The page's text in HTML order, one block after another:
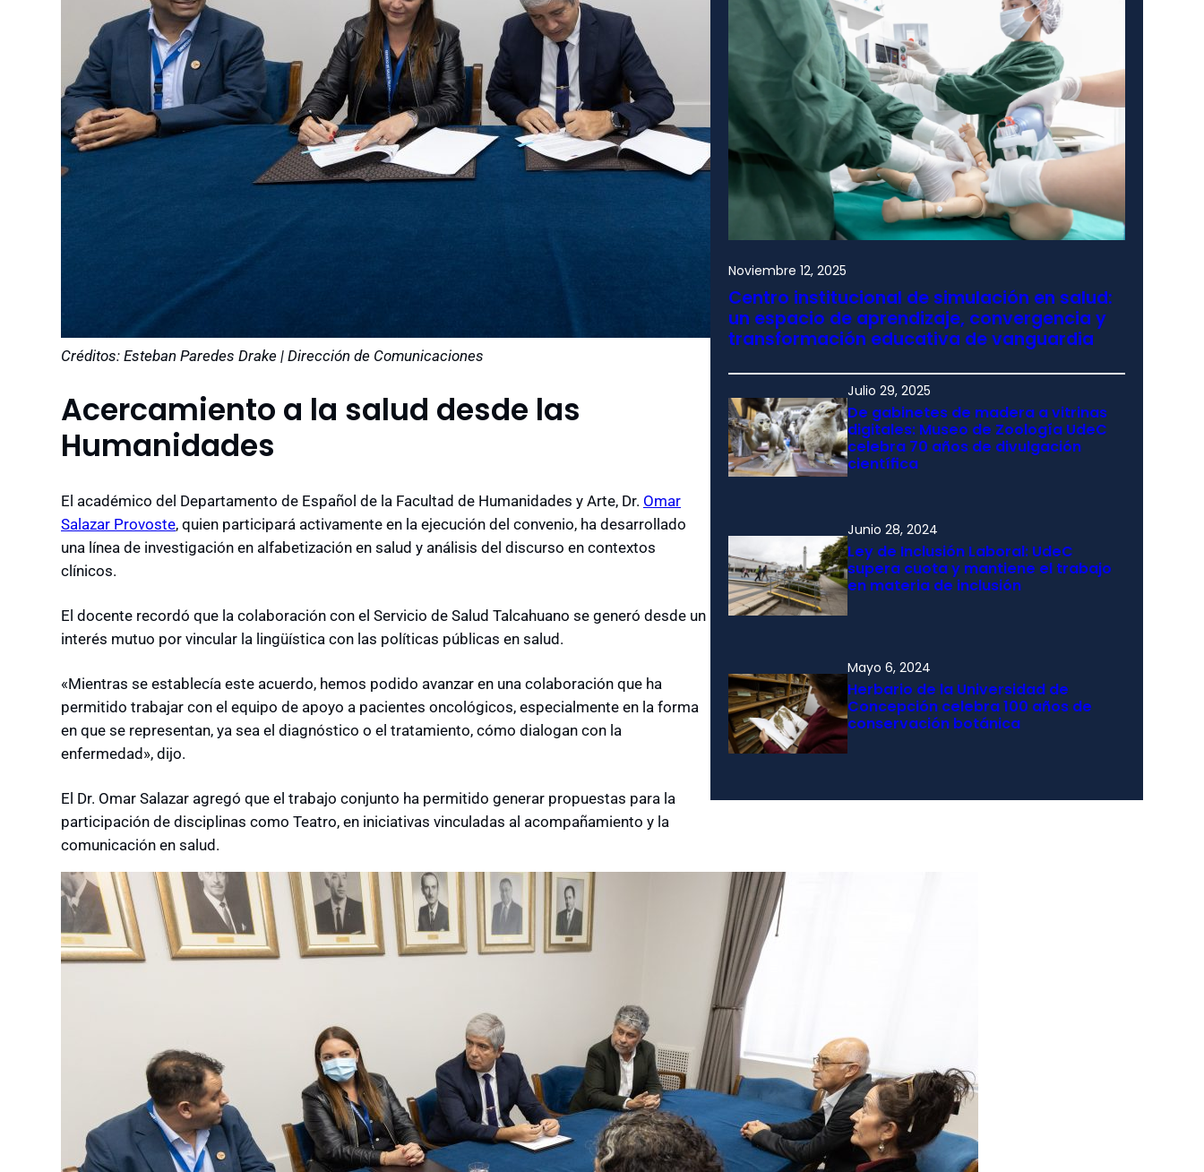
Créditos: Esteban Paredes Drake | Dirección de Comunicaciones
Acercamiento a la salud desde las
Humanidades
El académico del Departamento de Español de la Facultad de Humanidades y Arte, Dr. Omar
Salazar Provoste, quien participará activamente en la ejecución del convenio, ha desarrollado
una línea de investigación en alfabetización en salud y análisis del discurso en contextos
clínicos.
El docente recordó que la colaboración con el Servicio de Salud Talcahuano se generó desde un
interés mutuo por vincular la lingüística con las políticas públicas en salud.
«Mientras se establecía este acuerdo, hemos podido avanzar en una colaboración que ha
permitido trabajar con el equipo de apoyo a pacientes oncológicos, especialmente en la forma
en que se representan, ya sea el diagnóstico o el tratamiento, cómo dialogan con la
enfermedad», dijo.
El Dr. Omar Salazar agregó que el trabajo conjunto ha permitido generar propuestas para la
participación de disciplinas como Teatro, en iniciativas vinculadas al acompañamiento y la
comunicación en salud.
Noviembre 12, 2025
Centro institucional de simulación en salud:
un espacio de aprendizaje, convergencia y
transformación educativa de vanguardia
Julio 29, 2025
De gabinetes de madera a vitrinas
digitales: Museo de Zoología UdeC
celebra 70 años de divulgación
científica
Junio 28, 2024
Ley de Inclusión Laboral: UdeC
supera cuota y mantiene el trabajo
en materia de inclusión
Mayo 6, 2024
Herbario de la Universidad de
Concepción celebra 100 años de
conservación botánica